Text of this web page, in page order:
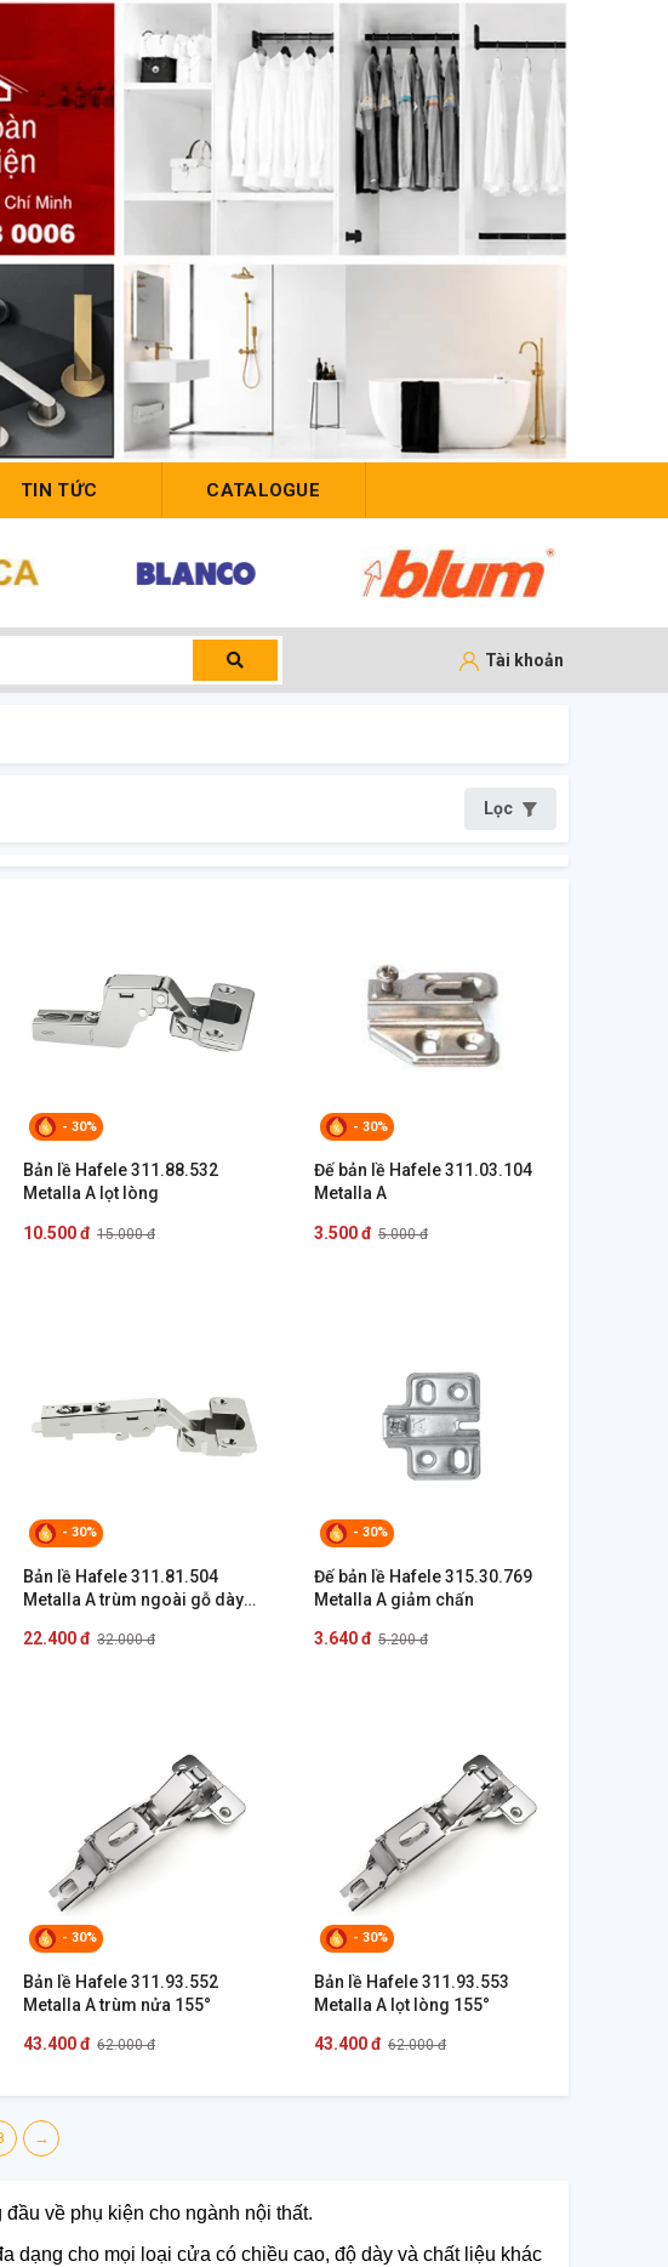
TIN TỨC CATALOGUE
Tài khoản
Lọc
- 30%
Bản lề Hafele 311.88.532
Metalla A lọt lòng
10.500 đ 15.000 đ
- 30%
Đế bản lề Hafele 311.03.104
Metalla A
3.500 đ 5.000 đ
- 30%
Bản lề Hafele 311.81.504
Metalla A trùm ngoài gỗ dày
22.400 đ 32.000 đ
- 30%
Đế bản lề Hafele 315.30.769
Metalla A giảm chấn
3.640 đ 5.200 đ
- 30%
Bản lề Hafele 311.93.552
Metalla A trùm nửa 155°
43.400 đ 62.000 đ
- 30%
Bản lề Hafele 311.93.553
Metalla A lọt lòng 155°
43.400 đ 62.000 đ
→
về phụ kiện cho ngành nội thất.
dạng cho mọi loại cửa có chiều cao, độ dày và chất liệu khác